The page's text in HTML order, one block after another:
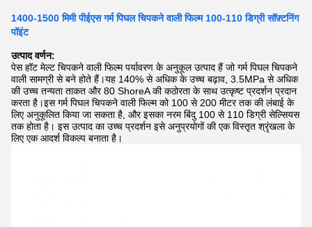
1400-1500 मिमी पीईएस गर्म पिघल चिपकने वाली फिल्म 100-110 डिग्री सॉफ़्टनिंग
पॉइंट
उत्पाद वर्णन:
पेस हॉट मेल्ट चिपकने वाली फिल्म पर्यावरण के अनुकूल उत्पाद हैं जो गर्म पिघल चिपकने
वाली सामग्री से बने होते हैं।यह 140% से अधिक के उच्च बढ़ाव, 3.5MPa से अधिक
की उच्च तन्यता ताकत और 80 ShoreA की कठोरता के साथ उत्कृष्ट प्रदर्शन प्रदान
करता है।इस गर्म पिघल चिपकने वाली फिल्म को 100 से 200 मीटर तक की लंबाई के
लिए अनुकूलित किया जा सकता है, और इसका नरम बिंदु 100 से 110 डिग्री सेल्सियस
तक होता है। इस उत्पाद का उच्च प्रदर्शन इसे अनुप्रयोगों की एक विस्तृत श्रृंखला के
लिए एक आदर्श विकल्प बनाता है।